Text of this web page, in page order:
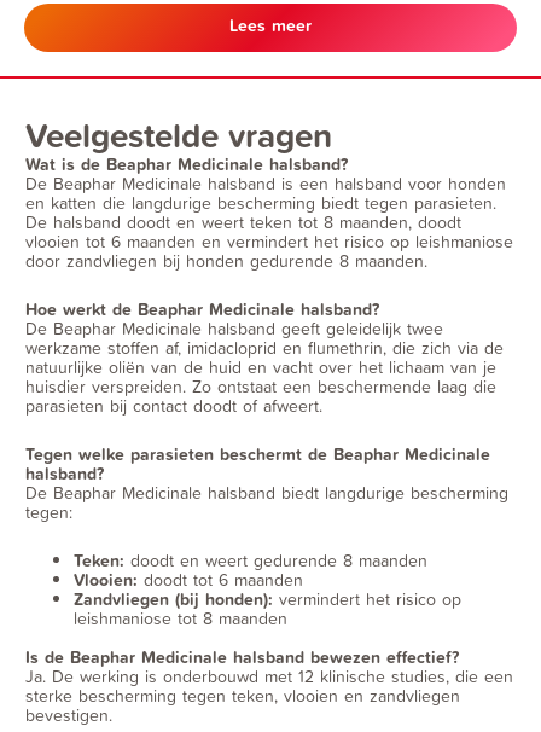
Lees meer
Veelgestelde vragen
Wat is de Beaphar Medicinale halsband?
De Beaphar Medicinale halsband is een halsband voor honden
en katten die langdurige bescherming biedt tegen parasieten.
De halsband doodt en weert teken tot 8 maanden, doodt
vlooien tot 6 maanden en vermindert het risico op leishmaniose
door zandvliegen bij honden gedurende 8 maanden.
Hoe werkt de Beaphar Medicinale halsband?
De Beaphar Medicinale halsband geeft geleidelijk twee
werkzame stoffen af, imidacloprid en flumethrin, die zich via de
natuurlijke oliën van de huid en vacht over het lichaam van je
huisdier verspreiden. Zo ontstaat een beschermende laag die
parasieten bij contact doodt of afweert.
Tegen welke parasieten beschermt de Beaphar Medicinale
halsband?
De Beaphar Medicinale halsband biedt langdurige bescherming
tegen:
Teken: doodt en weert gedurende 8 maanden
Vlooien: doodt tot 6 maanden
Zandvliegen (bij honden): vermindert het risico op
leishmaniose tot 8 maanden
Is de Beaphar Medicinale halsband bewezen effectief?
Ja. De werking is onderbouwd met 12 klinische studies, die een
sterke bescherming tegen teken, vlooien en zandvliegen
bevestigen.